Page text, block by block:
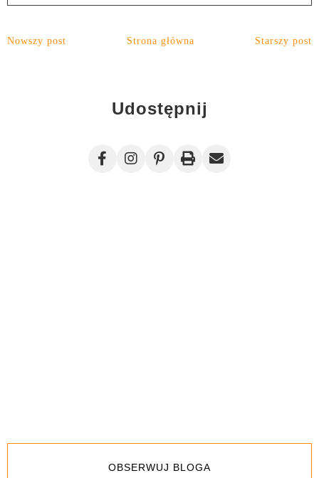
Nowszy post Starszy post
Strona główna
Udostępnij
OBSERWUJ BLOGA